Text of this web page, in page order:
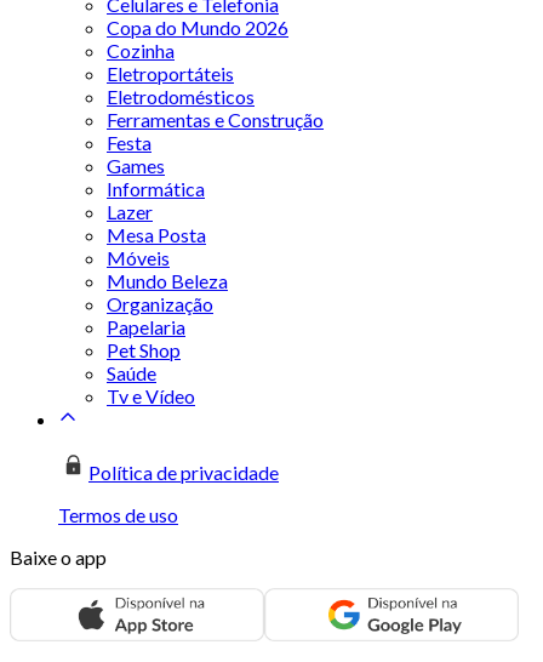
Copa do Mundo 2026
Cozinha
Eletroportáteis
Eletrodomésticos
Ferramentas e Construção
Festa
Games
Informática
Lazer
Mesa Posta
Móveis
Mundo Beleza
Organização
Papelaria
Pet Shop
Saúde
Tv e Vídeo
Política de privacidade
Termos de uso
Baixe o app